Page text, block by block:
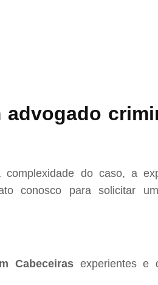
do caso, a
conosco para solicitar
Cabeceiras experientes e